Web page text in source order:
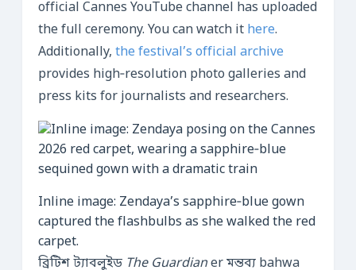
official Cannes YouTube channel has uploaded
the full ceremony. You can watch it here.
Additionally, the festival’s official archive
provides high‑resolution photo galleries and
press kits for journalists and researchers.
Inline image: Zendaya’s sapphire‑blue gown
captured the flashbulbs as she walked the red
carpet.
ব্রিটিশ ট্যাবলুইড The Guardianer মন্তব্য bahwa